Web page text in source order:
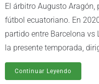
El árbitro Augusto Aragón,
fútbol ecuatoriano. En
partido entre Barcelona vs
la presente temporada,
Continuar Leyendo